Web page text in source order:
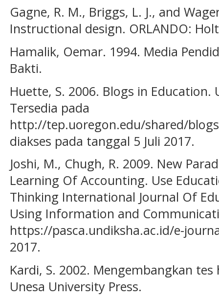
Gagne, R. M., Briggs, L. J., and
Instructional design. ORLANDO:
Hamalik, Oemar. 1994. Media
Bakti.
Huette, S. 2006. Blogs in
Tersedia pada
http://tep.uoregon.edu/shared/
diakses pada tanggal 5 Juli 2017.
Joshi, M., Chugh, R. 2009. New
Learning Of Accounting. Use
Thinking International Journal Of
Using Information and
https://pasca.undiksha.ac.id/e-
2017.
Kardi, S. 2002. Mengembangkan
Unesa University Press.